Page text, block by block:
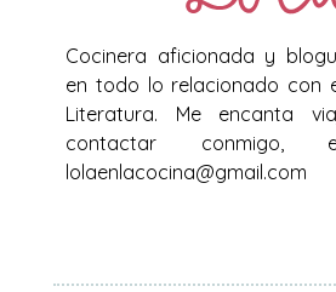
Cocinera aficionada y
en todo lo relacionado con
Literatura. Me encanta
contactar conmigo,
lolaenlacocina@gmail.com